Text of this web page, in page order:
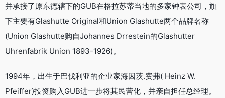
并承接了原东德辖下的GUB在格拉苏蒂当地的多家钟表公司，旗
下主要有Glashutte Original和Union Glashutte两个品牌名称
(Union Glashutte购自Johannes Drrestein的Glashutter
Uhrenfabrik Union 1893-1926)。
1994年，出生于巴伐利亚的企业家海因茨.费弗( Heinz W.
Pfeiffer)投资购入GUB进一步将其民营化，并亲自担任总经理。